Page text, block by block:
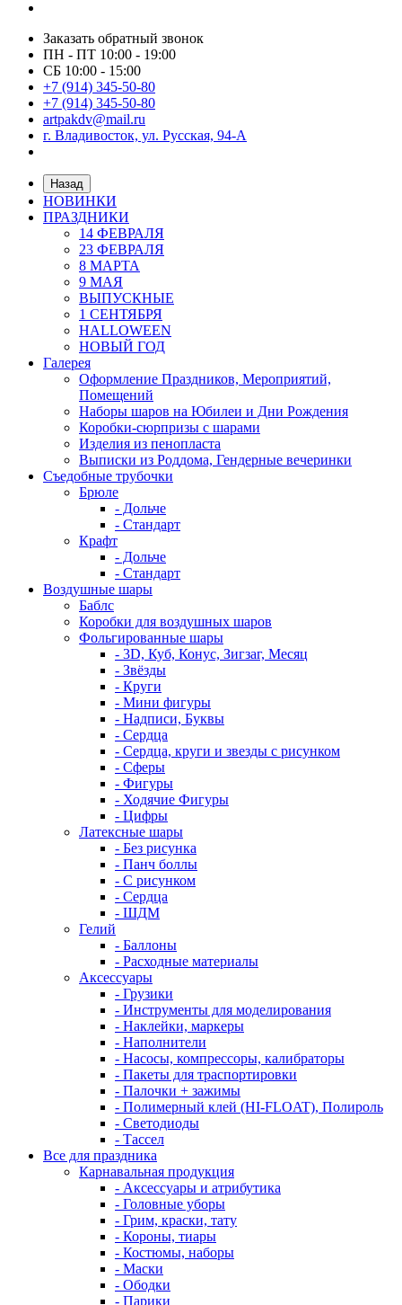
Заказать обратный звонок
ПН - ПТ 10:00 - 19:00
СБ 10:00 - 15:00
+7 (914) 345-50-80
+7 (914) 345-50-80
artpakdv@mail.ru
г. Владивосток, ул. Русская, 94-А
Назад
НОВИНКИ
ПРАЗДНИКИ
14 ФЕВРАЛЯ
23 ФЕВРАЛЯ
8 МАРТА
9 МАЯ
ВЫПУСКНЫЕ
1 СЕНТЯБРЯ
HALLOWEEN
НОВЫЙ ГОД
Галерея
Оформление Праздников, Мероприятий,
Помещений
Наборы шаров на Юбилеи и Дни Рождения
Коробки-сюрпризы с шарами
Изделия из пенопласта
Выписки из Роддома, Гендерные вечеринки
Съедобные трубочки
Брюле
- Дольче
- Стандарт
Крафт
- Дольче
- Стандарт
Воздушные шары
Баблс
Коробки для воздушных шаров
Фольгированные шары
- 3D, Куб, Конус, Зигзаг, Месяц
- Звёзды
- Круги
- Мини фигуры
- Надписи, Буквы
- Сердца
- Сердца, круги и звезды с рисунком
- Сферы
- Фигуры
- Ходячие Фигуры
- Цифры
Латексные шары
- Без рисунка
- Панч боллы
- С рисунком
- Сердца
- ШДМ
Гелий
- Баллоны
- Расходные материалы
Аксессуары
- Грузики
- Инструменты для моделирования
- Наклейки, маркеры
- Наполнители
- Насосы, компрессоры, калибраторы
- Пакеты для траспортировки
- Палочки + зажимы
- Полимерный клей (HI-FLOAT), Полироль
- Светодиоды
- Тассел
Все для праздника
Карнавальная продукция
- Аксессуары и атрибутика
- Головные уборы
- Грим, краски, тату
- Короны, тиары
- Костюмы, наборы
- Маски
- Ободки
- Парики